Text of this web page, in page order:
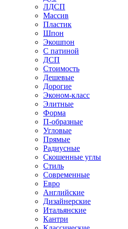
ЛДСП
Массив
Пластик
Шпон
Экошпон
С патиной
ДСП
Стоимость
Дешевые
Дорогие
Эконом-класс
Элитные
Форма
П-образные
Угловые
Прямые
Радиусные
Скошенные углы
Стиль
Современные
Евро
Английские
Дизайнерские
Итальянские
Кантри